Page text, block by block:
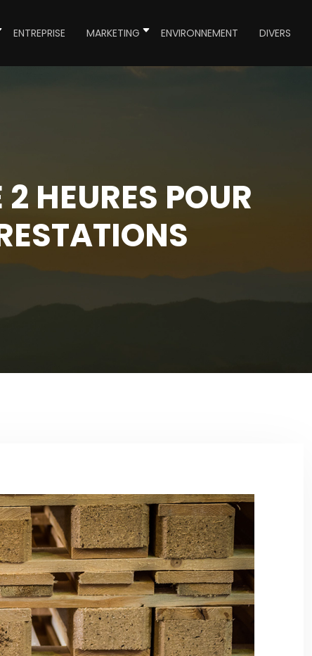
ENTREPRISE MARKETING ENVIRONNEMENT DIVERS
HEURES POUR